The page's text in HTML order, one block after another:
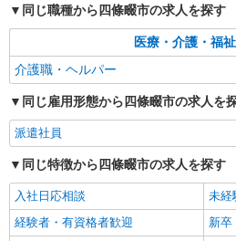
四条畷駅＊年齢不
へ＊サ高住
時給1600円〜
四條畷市 交通費
派遣社員
株式会社kotrio /●KT-H-2015188
四条畷駅★未経験
場へ★サ高住スタ
同じ職種から四條畷市の求人を探す
医療・介護・福
介護職・ヘルパー
同じ雇用形態から四條畷市の求人を
派遣社員
同じ特徴から四條畷市の求人を探す
入社日応相談
未経
経験者・有資格者歓迎
新卒